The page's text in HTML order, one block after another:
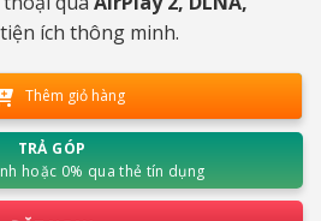
ích thông minh.
Thêm giỏ hàng
TRẢ GÓP
hoặc 0% qua thẻ tín dụng